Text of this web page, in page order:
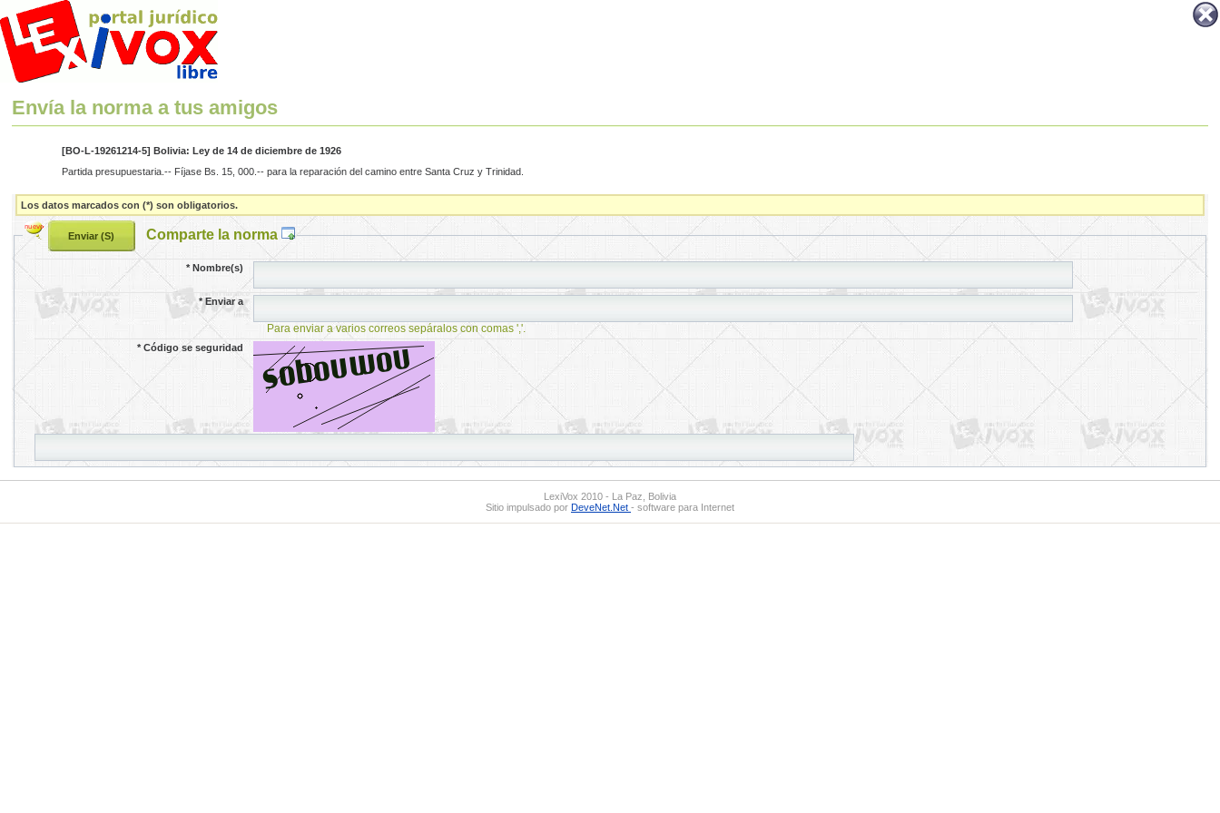
Envía la norma a tus amigos
[BO-L-19261214-5] Bolivia: Ley de 14 de diciembre de 1926
Partida presupuestaria.-- Fíjase Bs. 15, 000.-- para la reparación del camino entre Santa Cruz y Trinidad.
Los datos marcados con (*) son obligatorios.
Comparte la norma
*Nombre(s)
*Enviar a
Para enviar a varios correos sepáralos con comas ','.
*Código se seguridad
LexiVox 2010 - La Paz, Bolivia
Sitio impulsado por DeveNet.Net - software para Internet